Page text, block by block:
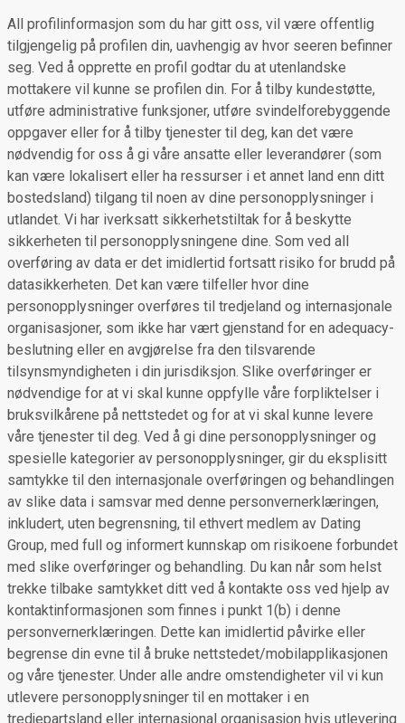
All profilinformasjon som du har gitt oss, vil være offentlig
tilgjengelig på profilen din, uavhengig av hvor seeren befinner
seg. Ved å opprette en profil godtar du at utenlandske
mottakere vil kunne se profilen din. For å tilby kundestøtte,
utføre administrative funksjoner, utføre svindelforebyggende
oppgaver eller for å tilby tjenester til deg, kan det være
nødvendig for oss å gi våre ansatte eller leverandører (som
kan være lokalisert eller ha ressurser i et annet land enn ditt
bostedsland) tilgang til noen av dine personopplysninger i
utlandet. Vi har iverksatt sikkerhetstiltak for å beskytte
sikkerheten til personopplysningene dine. Som ved all
overføring av data er det imidlertid fortsatt risiko for brudd på
datasikkerheten. Det kan være tilfeller hvor dine
personopplysninger overføres til tredjeland og internasjonale
organisasjoner, som ikke har vært gjenstand for en adequacy-
beslutning eller en avgjørelse fra den tilsvarende
tilsynsmyndigheten i din jurisdiksjon. Slike overføringer er
nødvendige for at vi skal kunne oppfylle våre forpliktelser i
bruksvilkårene på nettstedet og for at vi skal kunne levere
våre tjenester til deg. Ved å gi dine personopplysninger og
spesielle kategorier av personopplysninger, gir du eksplisitt
samtykke til den internasjonale overføringen og behandlingen
av slike data i samsvar med denne personvernerklæringen,
inkludert, uten begrensning, til ethvert medlem av Dating
Group, med full og informert kunnskap om risikoene forbundet
med slike overføringer og behandling. Du kan når som helst
trekke tilbake samtykket ditt ved å kontakte oss ved hjelp av
kontaktinformasjonen som finnes i punkt 1(b) i denne
personvernerklæringen. Dette kan imidlertid påvirke eller
begrense din evne til å bruke nettstedet/mobilapplikasjonen
og våre tjenester. Under alle andre omstendigheter vil vi kun
utlevere personopplysninger til en mottaker i en
tredjepartsland eller internasjonal organisasjon hvis utlevering